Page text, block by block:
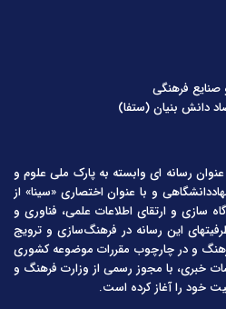
صنایع فرهنگی
دانش بنیان (ستفا)
رسانه ای وابسته به پارک ملی علوم و
و با عنوان اختصاری «سینا» از
به آگاه سازی و ارتقای اطلاعات علمی، فناوری و
این رسانه در فرهنگ‌سازی و ترویج
و در چارچوب مقررات موضوعه کشوری
خبری، با مجوز رسمی از وزارت فرهنگ و